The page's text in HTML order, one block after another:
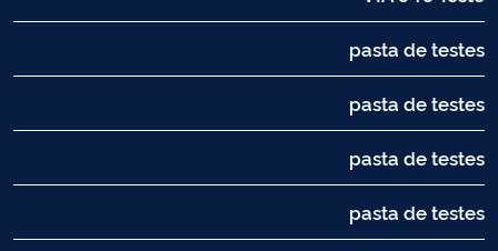
pasta de testes
pasta de testes
pasta de testes
pasta de testes